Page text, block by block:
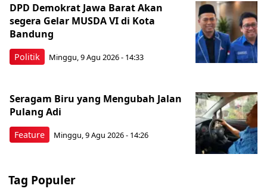
Politik
DPD Demokrat Jawa Barat Akan
segera Gelar MUSDA VI di Kota
Bandung
Minggu, 9 Agu 2026 - 14:33
Feature
Seragam Biru yang Mengubah Jalan
Pulang Adi
Minggu, 9 Agu 2026 - 14:26
Tag Populer